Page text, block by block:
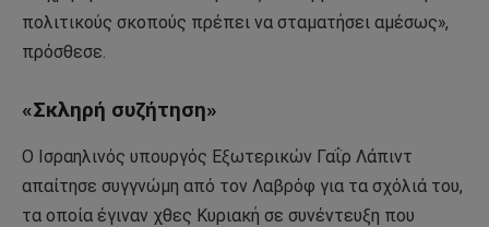
πολιτικούς σκοπούς πρέπει να σταματήσει αμέσως»,
πρόσθεσε.
«Σκληρή συζήτηση»
Ο Ισραηλινός υπουργός Εξωτερικών Γαΐρ Λάπιντ
απαίτησε συγγνώμη από τον Λαβρόφ για τα σχόλιά του,
τα οποία έγιναν χθες Κυριακή σε συνέντευξη που